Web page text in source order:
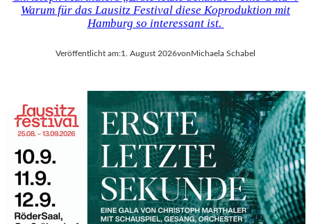
C
H
N
N
S
T
Ü
H
L
E
N
“
Warum für das Lausitz Festival diese Koproduktion mit
Hamburg so interessant ist.
Veröffentlicht am:1. August 2026vonMichaela Schabel